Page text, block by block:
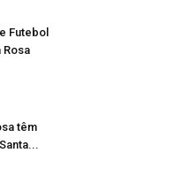
Futebol
Rosa
têm